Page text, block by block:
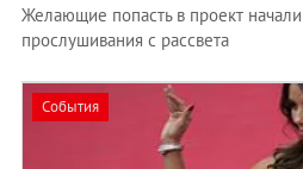
Желающие попасть в проект
прослушивания с рассвета
События